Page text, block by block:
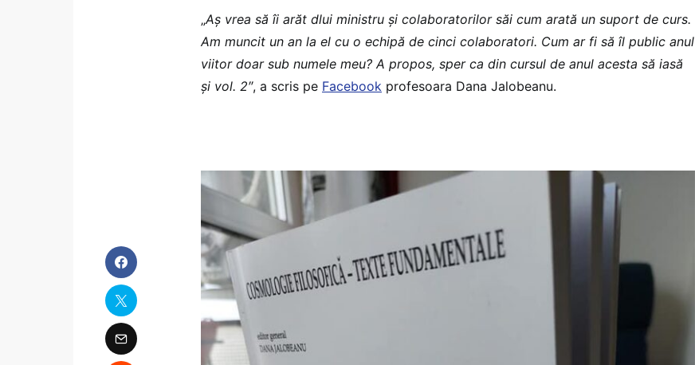
„Aș vrea să îi arăt dlui ministru și colaboratorilor săi cum arată un suport de curs.
Am muncit un an la el cu o echipă de cinci colaboratori. Cum ar fi să îl public anul
viitor doar sub numele meu? A propos, sper ca din cursul de anul acesta să iasă
și vol. 2″, a scris pe Facebook profesoara Dana Jalobeanu.